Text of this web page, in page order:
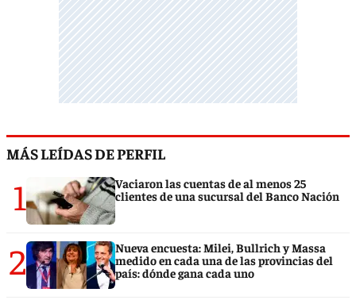
MÁS LEÍDAS DE PERFIL
1
Vaciaron las cuentas de al menos 25
clientes de una sucursal del Banco Nación
2
Nueva encuesta: Milei, Bullrich y Massa
medido en cada una de las provincias del
país: dónde gana cada uno